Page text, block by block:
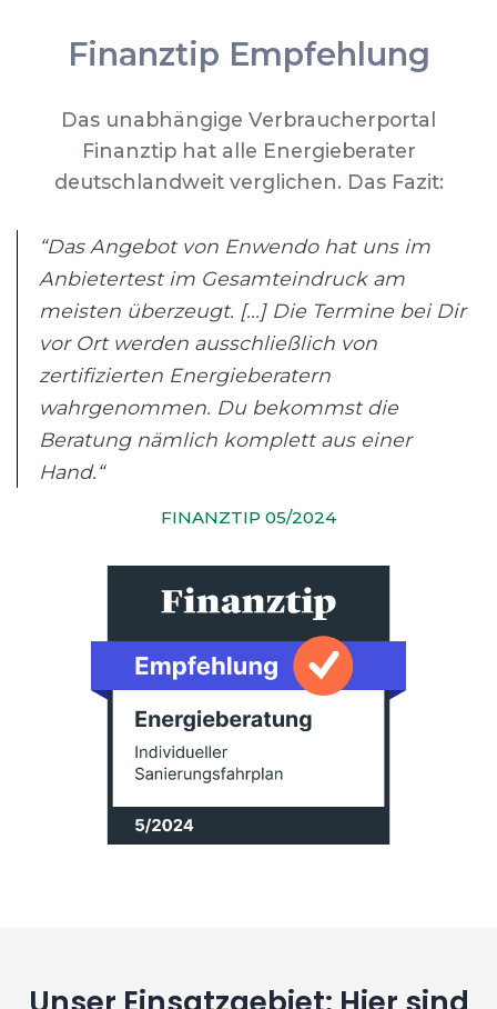
Finanztip Empfehlung
Das unabhängige Verbraucherportal
Finanztip hat alle Energieberater
deutschlandweit verglichen. Das Fazit:
“Das Angebot von Enwendo hat uns im
Anbietertest im Gesamteindruck am
meisten überzeugt. [...] Die Termine bei Dir
vor Ort werden ausschließlich von
zertifizierten Energieberatern
wahrgenommen. Du bekommst die
Beratung nämlich komplett aus einer
Hand.“
FINANZTIP 05/2024